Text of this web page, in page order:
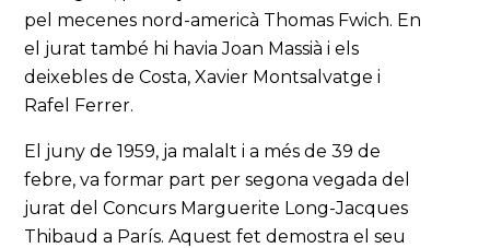
pel mecenes nord-americà Thomas Fwich. En
el jurat també hi havia Joan Massià i els
deixebles de Costa, Xavier Montsalvatge i
Rafel Ferrer.
El juny de 1959, ja malalt i a més de 39 de
febre, va formar part per segona vegada del
jurat del Concurs Marguerite Long-Jacques
Thibaud a París. Aquest fet demostra el seu